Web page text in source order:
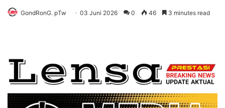
GondRonG. pTw 03 Juni 2026 0 46 3 minutes read